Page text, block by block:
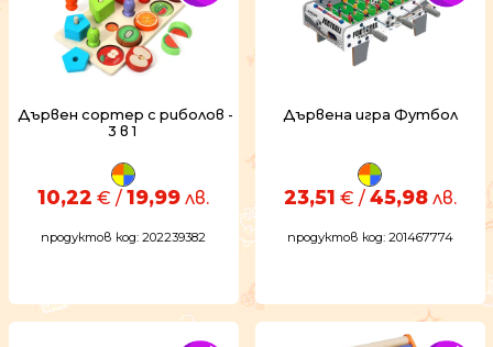
Дървен сортер с риболов -
3 в 1
10,22 € / 19,99 лв.
продуктов код: 202239382
Дървена игра Футбол
23,51 € / 45,98лв.
продуктов код: 201467774